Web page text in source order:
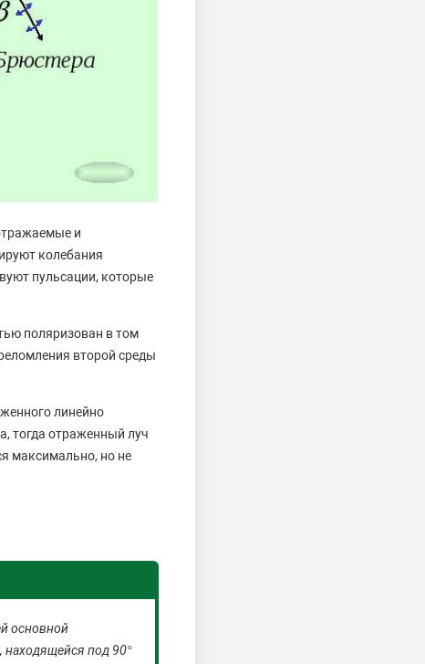
и
колебания
пульсации, которые
поляризован в том
второй среды
линейно
тогда отраженный луч
максимально, но не
основной
находящейся под 90°